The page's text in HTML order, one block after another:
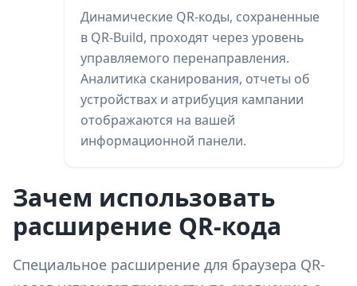
Динамические QR-коды, сохраненные
в QR-Build, проходят через уровень
управляемого перенаправления.
Аналитика сканирования, отчеты об
устройствах и атрибуция кампании
отображаются на вашей
информационной панели.
Зачем использовать
расширение QR-кода
Специальное расширение для браузера QR-